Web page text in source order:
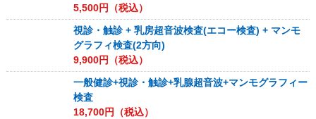
5,500円（税込）
視診・触診 + 乳房超音波検査(エコー検査) + マンモ
グラフィ検査(2方向)
9,900円（税込）
一般健診+視診・触診+乳腺超音波+マンモグラフィー
検査
18,700円（税込）